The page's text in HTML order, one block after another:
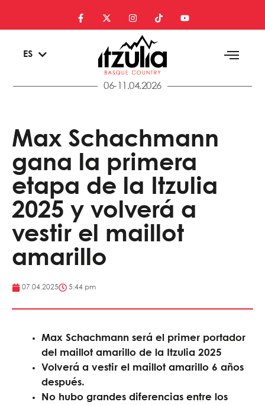
ES
EN
06-11.04.2026
Max Schachmann
gana la primera
etapa de la Itzulia
2025 y volverá a
vestir el maillot
amarillo
07.04.2025 5:44 pm
Max Schachmann será el primer portador
del maillot amarillo de la Itzulia 2025
Volverá a vestir el maillot amarillo 6 años
después.
No hubo grandes diferencias entre los